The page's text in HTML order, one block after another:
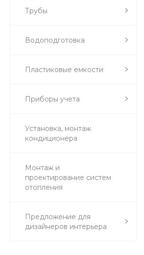
Трубы
Водоподготовка
Пластиковые емкости
Приборы учета
Установка, монтаж
кондиционера
Монтаж и
проектирование систем
отопления
Предложение для
дизайнеров интерьера